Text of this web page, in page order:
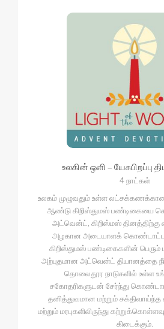
உலகின் ஒளி – யேசுபிறப்பு
4 நாட்கள்
உலகம் முழுவதும் உள்ள
ஆண்டு கிறிஸ்துமஸ் பண்டிகையை
அட்வென்ட், கிறிஸ்மஸ் தினத்திற்கு
அழகான அடையாளக் கொண்டாட்டம்,
கிறிஸ்துமஸ் பண்டிகைகளின் பெரும்
அற்புதமான அட்வென்ட் தியானத்தை
தொலைதூர நாடுகளில் உள்ள
சகோதரிகளுடன் சேர்ந்து
தனித்துவமான மற்றும்
மற்றும் மரபுகளிலிருந்து
கிடைக்கும்.